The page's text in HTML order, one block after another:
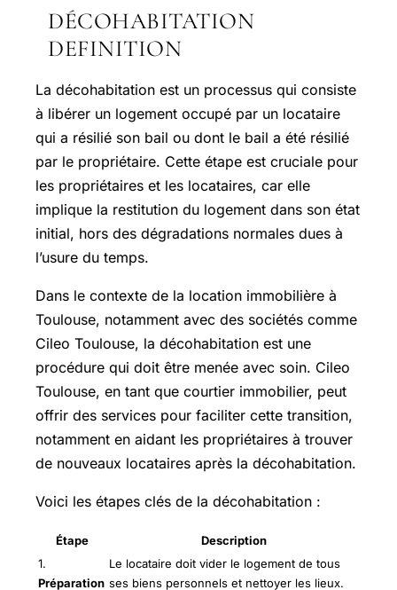
DÉCOHABITATION
DEFINITION
La décohabitation est un processus qui consiste
à libérer un logement occupé par un locataire
qui a résilié son bail ou dont le bail a été résilié
par le propriétaire. Cette étape est cruciale pour
les propriétaires et les locataires, car elle
implique la restitution du logement dans son état
initial, hors des dégradations normales dues à
l’usure du temps.
Dans le contexte de la location immobilière à
Toulouse, notamment avec des sociétés comme
Cileo Toulouse, la décohabitation est une
procédure qui doit être menée avec soin. Cileo
Toulouse, en tant que courtier immobilier, peut
offrir des services pour faciliter cette transition,
notamment en aidant les propriétaires à trouver
de nouveaux locataires après la décohabitation.
Voici les étapes clés de la décohabitation :
Étape
Description
1.
Préparation
Le locataire doit vider le logement de tous
ses biens personnels et nettoyer les lieux.